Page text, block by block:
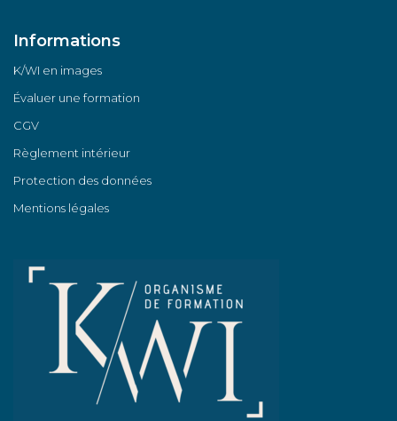
Informations
K/WI en images
Évaluer une formation
CGV
Règlement intérieur
Protection des données
Mentions légales